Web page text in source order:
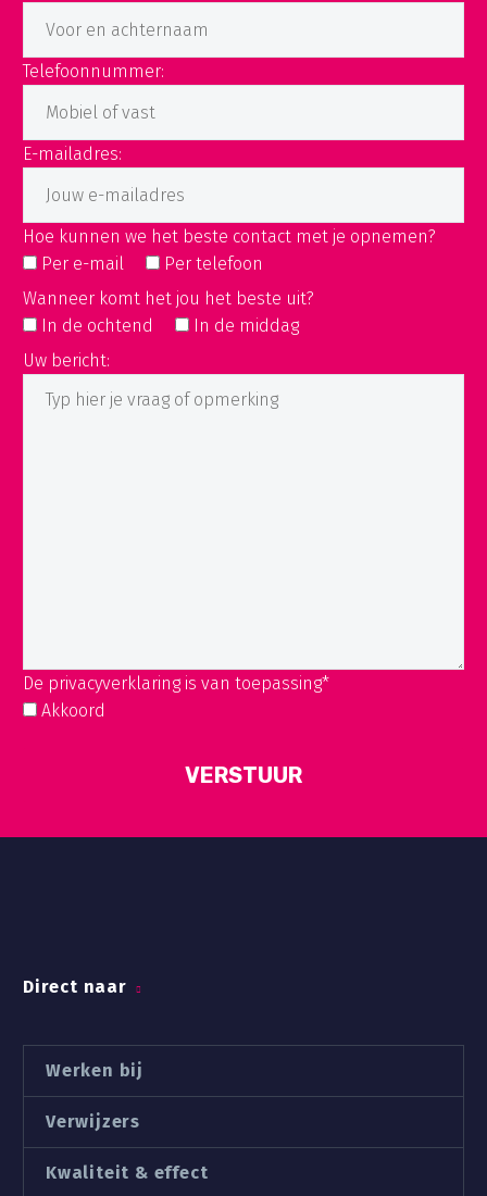
Telefoonnummer:
E-mailadres:
Hoe kunnen we het beste contact met je opnemen?
Per e-mail
Per telefoon
Wanneer komt het jou het beste uit?
In de ochtend
In de middag
Uw bericht:
De privacyverklaring is van toepassing*
Akkoord
Direct naar
Werken bij
Verwijzers
Kwaliteit & effect